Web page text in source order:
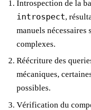
Introspection de la
introspect,
manuels nécessaires
complexes.
Réécriture des
mécaniques,
possibles.
Vérification du